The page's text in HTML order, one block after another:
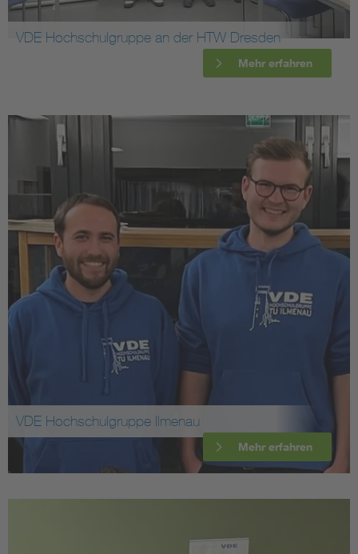
VDE Hochschulgruppe an der HTW Dresden
Mehr erfahren
VDE Hochschulgruppe Ilmenau
Mehr erfahren